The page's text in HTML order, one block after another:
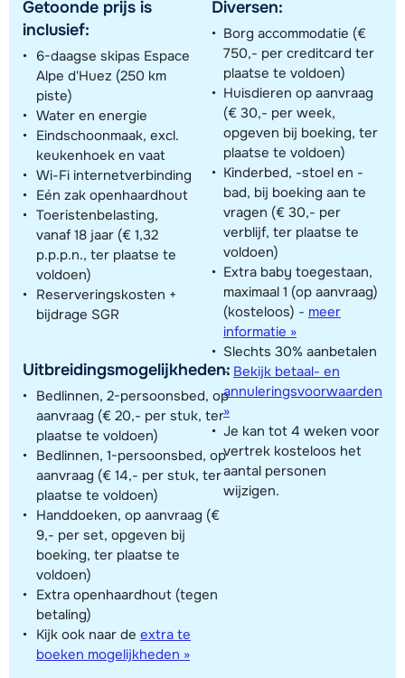
Getoonde prijs is
inclusief:
6-daagse skipas Espace
Alpe d'Huez (250 km
piste)
Water en energie
Eindschoonmaak, excl.
keukenhoek en vaat
Wi-Fi internetverbinding
Eén zak openhaardhout
Toeristenbelasting,
vanaf 18 jaar (€ 1,32
p.p.p.n., ter plaatse te
voldoen)
Reserveringskosten +
bijdrage SGR
Uitbreidingsmogelijkheden:
Bedlinnen, 2-persoonsbed, op
aanvraag (€ 20,- per stuk, ter
plaatse te voldoen)
Bedlinnen, 1-persoonsbed, op
aanvraag (€ 14,- per stuk, ter
plaatse te voldoen)
Handdoeken, op aanvraag (€
9,- per set, opgeven bij
boeking, ter plaatse te
voldoen)
Extra openhaardhout (tegen
betaling)
Kijk ook naar de extra te
boeken mogelijkheden »
Diversen:
Borg accommodatie (€
750,- per creditcard ter
plaatse te voldoen)
Huisdieren op aanvraag
(€ 30,- per week,
opgeven bij boeking, ter
plaatse te voldoen)
Kinderbed, -stoel en -
bad, bij boeking aan te
vragen (€ 30,- per
verblijf, ter plaatse te
voldoen)
Extra baby toegestaan,
maximaal 1 (op aanvraag)
(kosteloos) - meer
informatie »
Slechts 30% aanbetalen
- Bekijk betaal- en
annuleringsvoorwaarden
»
Je kan tot 4 weken voor
vertrek kosteloos het
aantal personen
wijzigen.